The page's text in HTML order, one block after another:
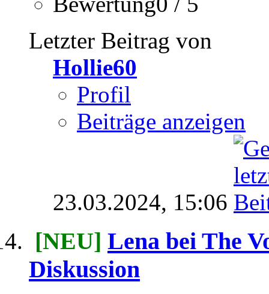
Letzter Beitrag von
Hollie60
Profil
Beiträge anzeigen
23.03.2024, 15:06
[NEU] Lena bei The
Diskussion